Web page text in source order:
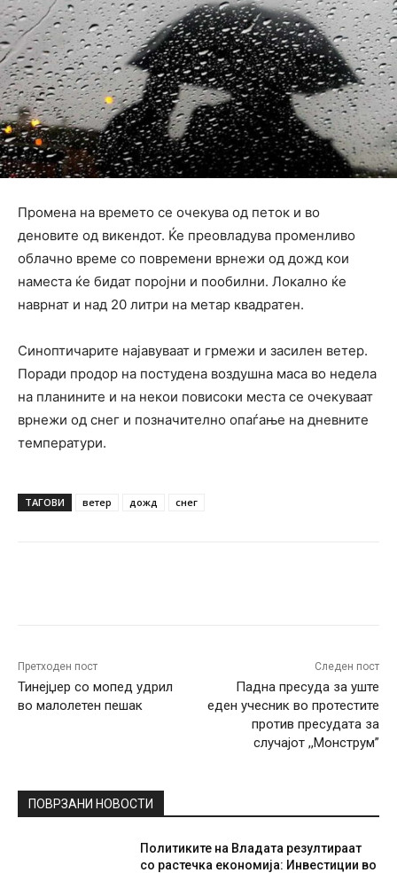
Промена на времето се очекува од петок и во
деновите од викендот. Ќе преовладува променливо
облачно време со повремени врнежи од дожд кои
наместа ќе бидат поројни и пообилни. Локално ќе
наврнат и над 20 литри на метар квадратен.
Синоптичарите најавуваат и грмежи и засилен ветер.
Поради продор на постудена воздушна маса во недела
на планините и на некои повисоки места се очекуваат
врнежи од снег и позначително опаѓање на дневните
температури.
ТАГОВИ ветер дожд снег
Претходен пост
Тинејџер со мопед удрил
во малолетен пешак
Следен пост
Падна пресуда за уште
еден учесник во протестите
против пресудата за
случајот ,,Монструм”
ПОВРЗАНИ НОВОСТИ
Политиките на Владата резултираат
со растечка економија: Инвестиции во